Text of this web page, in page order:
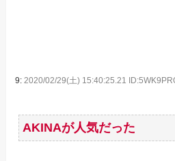
9:2020/02/29(土) 15:40:25.21
AKINAが人気だった